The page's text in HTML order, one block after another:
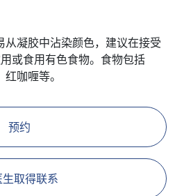
从凝胶中沾染颜色，建议在接受
或食用有色食物。食物包括
咖喱等。
预约
生取得联系